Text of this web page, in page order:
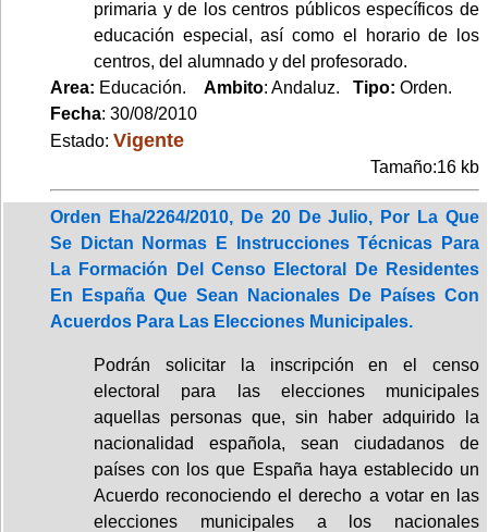
primaria y de los centros públicos específicos de
educación especial, así como el horario de los
centros, del alumnado y del profesorado.
Area: Educación. Ambito: Andaluz. Tipo: Orden.
Fecha: 30/08/2010
Estado: Vigente
Tamaño:16 kb
Orden Eha/2264/2010, De 20 De Julio, Por La Que
Se Dictan Normas E Instrucciones Técnicas Para
La Formación Del Censo Electoral De Residentes
En España Que Sean Nacionales De Países Con
Acuerdos Para Las Elecciones Municipales.
Podrán solicitar la inscripción en el censo
electoral para las elecciones municipales
aquellas personas que, sin haber adquirido la
nacionalidad española, sean ciudadanos de
países con los que España haya establecido un
Acuerdo reconociendo el derecho a votar en las
elecciones municipales a los nacionales